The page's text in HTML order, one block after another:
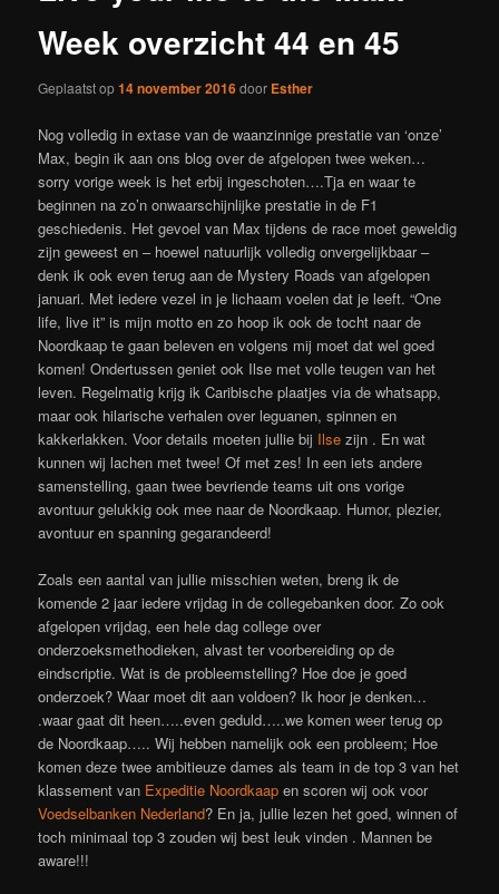
Week overzicht 44 en 45
Geplaatst op14 november 2016door Esther
Nog volledig in extase van de waanzinnige prestatie van ‘onze’
Max, begin ik aan ons blog over de afgelopen twee weken…
sorry vorige week is het erbij ingeschoten….Tja en waar te
beginnen na zo’n onwaarschijnlijke prestatie in de F1
geschiedenis. Het gevoel van Max tijdens de race moet geweldig
zijn geweest en – hoewel natuurlijk volledig onvergelijkbaar –
denk ik ook even terug aan de Mystery Roads van afgelopen
januari. Met iedere vezel in je lichaam voelen dat je leeft. “One
life, live it” is mijn motto en zo hoop ik ook de tocht naar de
Noordkaap te gaan beleven en volgens mij moet dat wel goed
komen! Ondertussen geniet ook Ilse met volle teugen van het
leven. Regelmatig krijg ik Caribische plaatjes via de whatsapp,
maar ook hilarische verhalen over leguanen, spinnen en
kakkerlakken. Voor details moeten jullie bij Ilse zijn . En wat
kunnen wij lachen met twee! Of met zes! In een iets andere
samenstelling, gaan twee bevriende teams uit ons vorige
avontuur gelukkig ook mee naar de Noordkaap. Humor, plezier,
avontuur en spanning gegarandeerd!
Zoals een aantal van jullie misschien weten, breng ik de
komende 2 jaar iedere vrijdag in de collegebanken door. Zo ook
afgelopen vrijdag, een hele dag college over
onderzoeksmethodieken, alvast ter voorbereiding op de
eindscriptie. Wat is de probleemstelling? Hoe doe je goed
onderzoek? Waar moet dit aan voldoen? Ik hoor je denken…
.waar gaat dit heen…..even geduld…..we komen weer terug op
de Noordkaap….. Wij hebben namelijk ook een probleem; Hoe
komen deze twee ambitieuze dames als team in de top 3 van het
klassement van Expeditie Noordkaap en scoren wij ook voor
Voedselbanken Nederland? En ja, jullie lezen het goed, winnen of
toch minimaal top 3 zouden wij best leuk vinden . Mannen be
aware!!!